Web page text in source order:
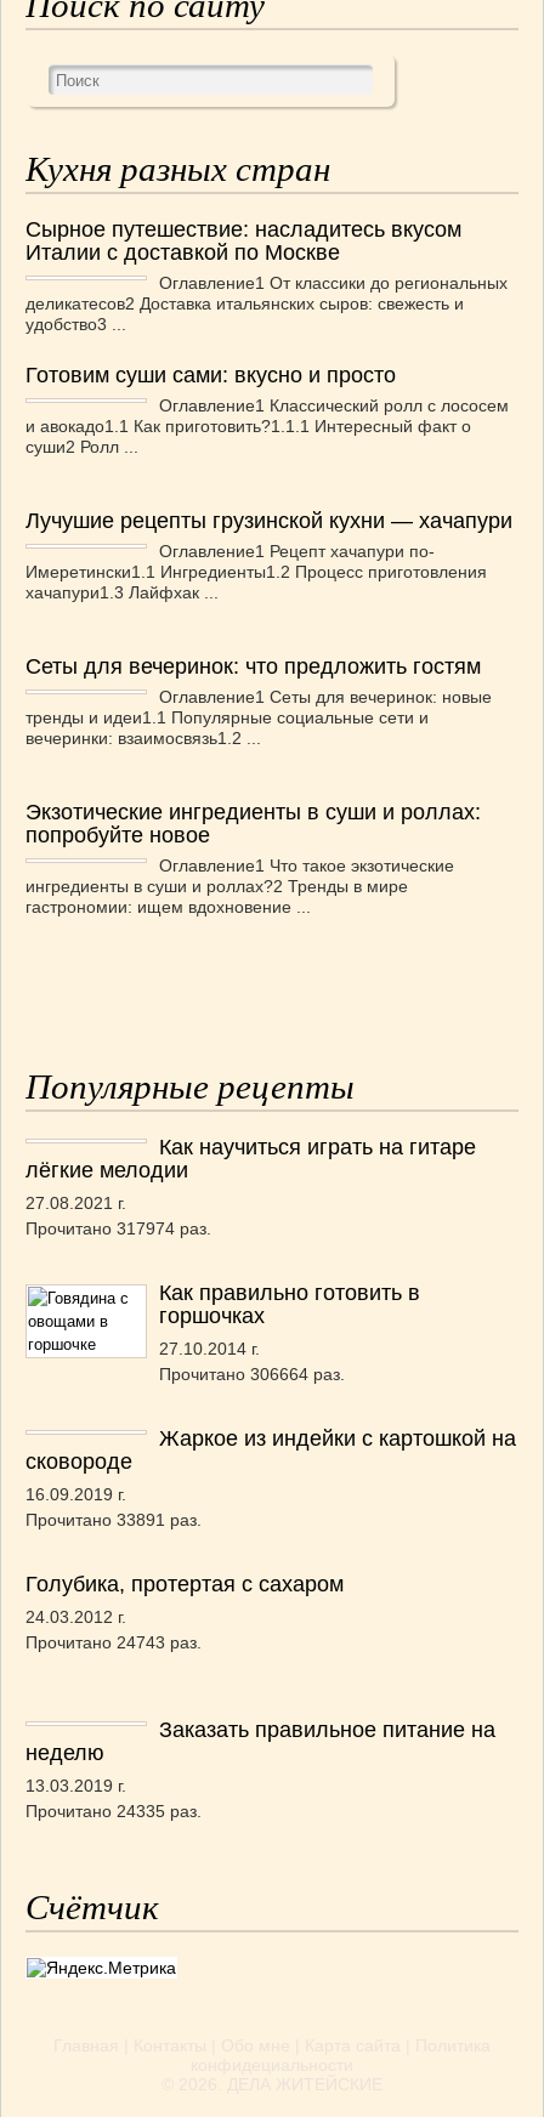
Кухня разных стран
Сырное путешествие: насладитесь вкусом
Италии с доставкой по Москве
Оглавление1 От классики до региональных
деликатесов2 Доставка итальянских сыров: свежесть и
удобство3 ...
Готовим суши сами: вкусно и просто
Оглавление1 Классический ролл с лососем
и авокадо1.1 Как приготовить?1.1.1 Интересный факт о
суши2 Ролл ...
Лучушие рецепты грузинской кухни — хачапури
Оглавление1 Рецепт хачапури по-
Имеретински1.1 Ингредиенты1.2 Процесс приготовления
хачапури1.3 Лайфхак ...
Сеты для вечеринок: что предложить гостям
Оглавление1 Сеты для вечеринок: новые
тренды и идеи1.1 Популярные социальные сети и
вечеринки: взаимосвязь1.2 ...
Экзотические ингредиенты в суши и роллах:
попробуйте новое
Оглавление1 Что такое экзотические
ингредиенты в суши и роллах?2 Тренды в мире
гастрономии: ищем вдохновение ...
Популярные рецепты
Как научиться играть на гитаре
лёгкие мелодии
27.08.2021 г.
Прочитано 317974 раз.
Как правильно готовить в
горшочках
27.10.2014 г.
Прочитано 306664 раз.
Жаркое из индейки с картошкой на
сковороде
16.09.2019 г.
Прочитано 33891 раз.
Голубика, протертая с сахаром
24.03.2012 г.
Прочитано 24743 раз.
Заказать правильное питание на
неделю
13.03.2019 г.
Прочитано 24335 раз.
Счётчик